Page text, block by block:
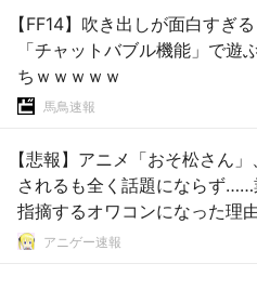
【FF14】吹き出しが面白すぎ
「チャットバブル機能」で遊
ちｗｗｗｗｗ
馬鳥速報
【悲報】アニメ「おそ松さん
されるも全く話題にならず
指摘するオワコンになった理
アニゲー速報